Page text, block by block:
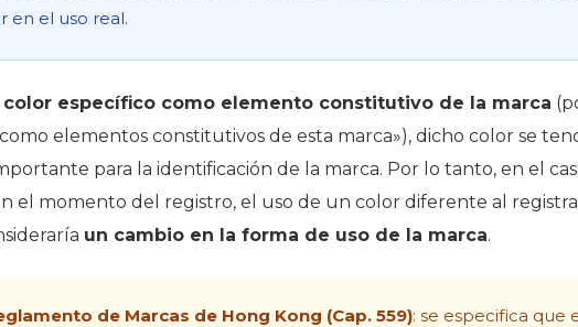
en el uso real.
específico como elemento constitutivo de la marca
elementos constitutivos de esta marca»), dicho color se
para la identificación de la marca. Por lo tanto, en el
el momento del registro, el uso de un color diferente al
un cambio en la forma de uso de la marca.
de Marcas de Hong Kong (Cap. 559): se especifica que